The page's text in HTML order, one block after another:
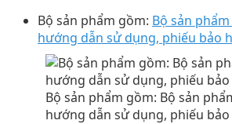
Bộ sản phẩm gồm: Bộ sản
hướng dẫn sử dụng, phiếu bảo
Bộ sản phẩm gồm: Bộ sản
hướng dẫn sử dụng, phiếu bảo